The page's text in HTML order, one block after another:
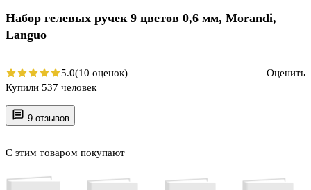
9 отзывов
С этим товаром покупают
Набор гелевых ручек 9 цветов 0,6 мм, Morandi,
Languo
5.0(10 оценок)
Оценить
Купили 537 человек